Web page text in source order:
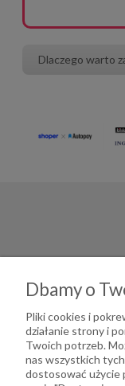
Dlaczego warto
Dbamy o
Pliki cookies i
działanie strony i
Twoich potrzeb.
nas wszystkich
dostosować użycie